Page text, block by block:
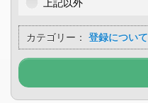
上記以外
カテゴリー： 登録について